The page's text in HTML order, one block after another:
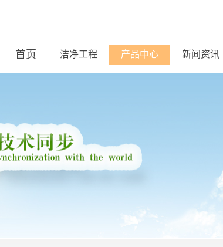
首页 洁净工程 产品中心 新闻资讯
联系我们